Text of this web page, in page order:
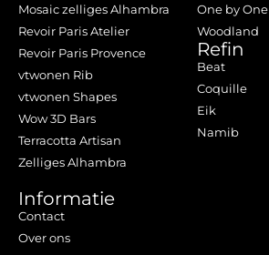
Mosaic zelliges Alhambra
Revoir Paris Atelier
Revoir Paris Provence
vtwonen Rib
vtwonen Shapes
Wow 3D Bars
Terracotta Artisan
Zelliges Alhambra
One by One
Woodland
Refin
Beat
Coquille
Eik
Namib
Informatie
Contact
Over ons